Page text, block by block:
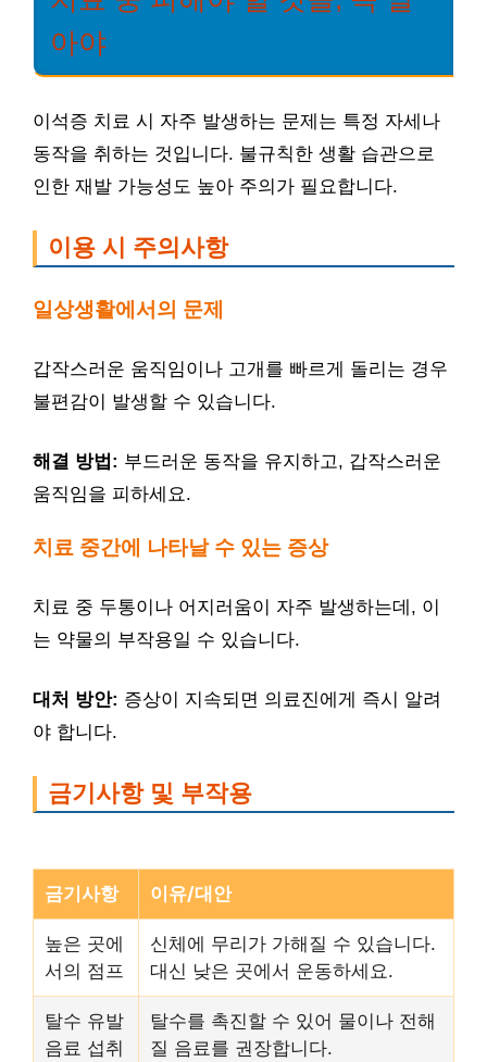
아야
이석증 치료 시 자주 발생하는 문제는 특정 자세나
동작을 취하는 것입니다. 불규칙한 생활 습관으로
인한 재발 가능성도 높아 주의가 필요합니다.
이용 시 주의사항
일상생활에서의 문제
갑작스러운 움직임이나 고개를 빠르게 돌리는 경우
불편감이 발생할 수 있습니다.
해결 방법: 부드러운 동작을 유지하고, 갑작스러운
움직임을 피하세요.
치료 중간에 나타날 수 있는 증상
치료 중 두통이나 어지러움이 자주 발생하는데, 이
는 약물의 부작용일 수 있습니다.
대처 방안: 증상이 지속되면 의료진에게 즉시 알려
야 합니다.
금기사항 및 부작용
금기사항 이유/대안
높은 곳에
서의 점프
신체에 무리가 가해질 수 있습니다.
대신 낮은 곳에서 운동하세요.
탈수 유발
음료 섭취
탈수를 촉진할 수 있어 물이나 전해
질 음료를 권장합니다.